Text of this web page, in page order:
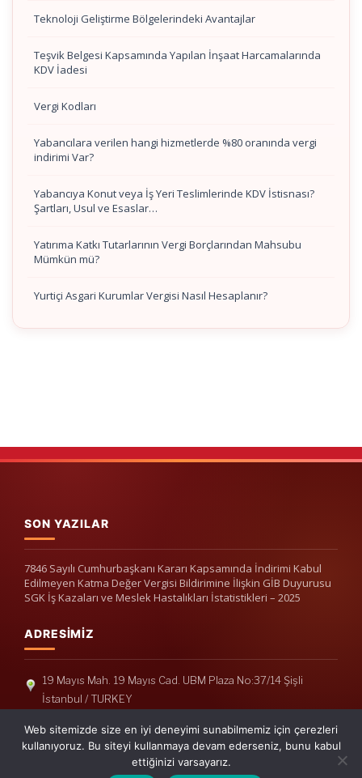
Teknoloji Geliştirme Bölgelerindeki Avantajlar
Teşvik Belgesi Kapsamında Yapılan İnşaat Harcamalarında
KDV İadesi
Vergi Kodları
Yabancılara verilen hangi hizmetlerde %80 oranında vergi
indirimi Var?
Yabancıya Konut veya İş Yeri Teslimlerinde KDV İstisnası?
Şartları, Usul ve Esaslar…
Yatırıma Katkı Tutarlarının Vergi Borçlarından Mahsubu
Mümkün mü?
Yurtiçi Asgari Kurumlar Vergisi Nasıl Hesaplanır?
SON YAZILAR
7846 Sayılı Cumhurbaşkanı Kararı Kapsamında İndirimi Kabul
Edilmeyen Katma Değer Vergisi Bildirimine İlişkin GİB Duyurusu
SGK İş Kazaları ve Meslek Hastalıkları İstatistikleri – 2025
ADRESIMIZ
19 Mayıs Mah. 19 Mayıs Cad. UBM Plaza No:37/14 Şişli
İstanbul / TURKEY
Telefon: +90(212) 240 33 39
Telefon: +90(212) 248 19 36
info@erisymm.com
Web sitemizde size en iyi deneyimi sunabilmemiz için çerezleri
kullanıyoruz. Bu siteyi kullanmaya devam ederseniz, bunu kabul
ettiğinizi varsayarız.